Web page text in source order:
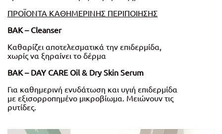
ΠΡΟΪΟΝΤΑ ΚΑΘΗΜΕΡΙΝΗΣ ΠΕΡΙΠΟΙΗΣΗΣ
BAK – Cleanser
Καθαρίζει αποτελεσματικά την επιδερμίδα,
χωρίς να ξηραίνει το δέρμα
BAK – DAY CARE Oil & Dry Skin Serum
Για καθημερινή ενυδάτωση και υγιή επιδερμίδα
με εξισορροπημένο μικροβίωμα. Μειώνουν τις
ρυτίδες.